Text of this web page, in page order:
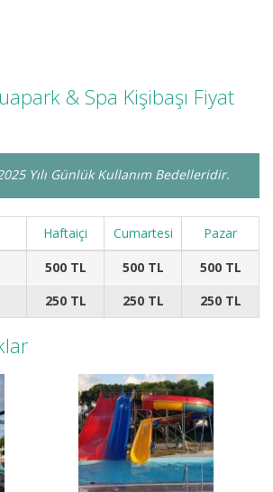
& Spa Kişibaşı Fiyat
Yılı Günlük Kullanım Bedelleridir.
Haftaiçi Cumartesi
Pazar
500 TL 500 TL
500 TL
250 TL 250 TL 250 TL